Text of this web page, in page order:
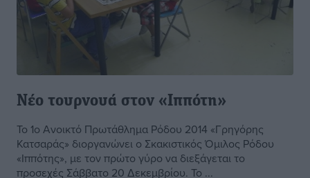
Νέο τουρνουά στον «Ιππότη»
Το 1ο Ανοικτό Πρωτάθλημα Ρόδου 2014 «Γρηγόρης
Κατσαράς» διοργανώνει ο Σκακιστικός Όμιλος Ρόδου
«Ιππότης», με τον πρώτο γύρο να διεξάγεται το
προσεχές Σάββατο 20 Δεκεμβρίου. Το ...